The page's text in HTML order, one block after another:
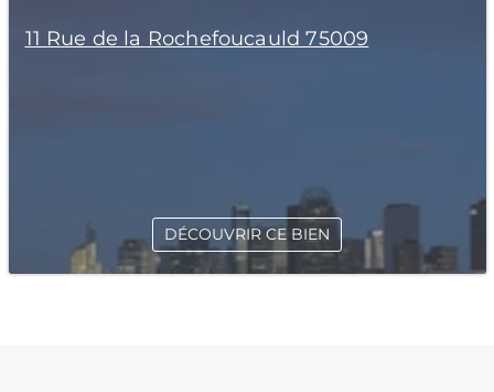
11 Rue de la Rochefoucauld 75009
DÉCOUVRIR CE BIEN